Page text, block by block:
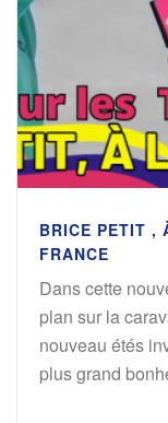
BRICE PETIT ,
FRANCE
Dans cette
plan sur la
nouveau étés
plus grand